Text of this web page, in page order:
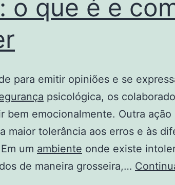
o que é e
para emitir opiniões e se
psicológica, os
bem emocionalmente. Outra ação
maior tolerância aos erros e às
um ambiente onde existe
de maneira grosseira,…